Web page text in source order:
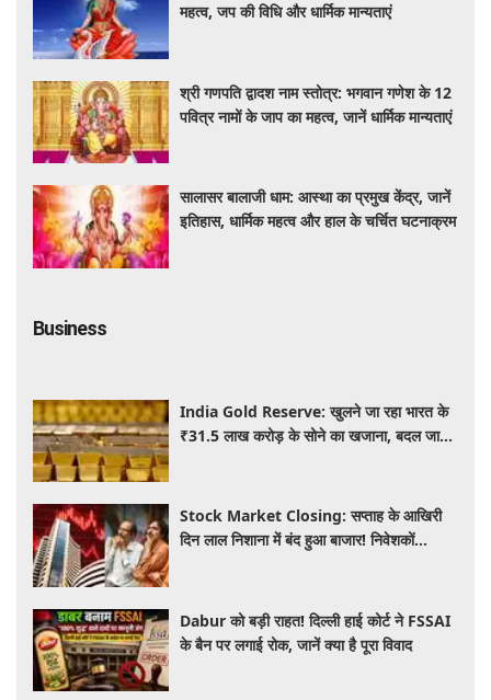
महत्व, जप की विधि और धार्मिक मान्यताएं
श्री गणपति द्वादश नाम स्तोत्र: भगवान गणेश के 12
पवित्र नामों के जाप का महत्व, जानें धार्मिक मान्यताएं
सालासर बालाजी धाम: आस्था का प्रमुख केंद्र, जानें
इतिहास, धार्मिक महत्व और हाल के चर्चित घटनाक्रम
Business
India Gold Reserve: खुलने जा रहा भारत के
₹31.5 लाख करोड़ के सोने का खजाना, बदल जाएगा
Stock Market Closing: सप्ताह के आखिरी
दिन लाल निशाना में बंद हुआ बाजार! निवेशकों
Dabur को बड़ी राहत! दिल्ली हाई कोर्ट ने FSSAI
के बैन पर लगाई रोक, जानें क्या है पूरा विवाद